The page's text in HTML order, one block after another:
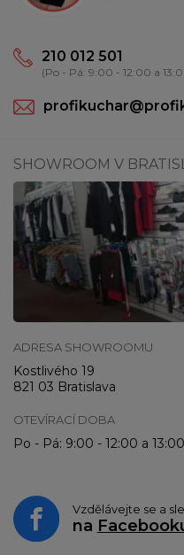
210 012 501
(Po - Pá: 9:00 - 12:00 a
SHOWROOM V
ADRESA SHOWROOMU
Kostlivého 19
821 03 Bratislava
OTEVÍRACÍ DOBA
Po - Pá: 9:00 - 12:00 a
Vzdělávejte se a
na